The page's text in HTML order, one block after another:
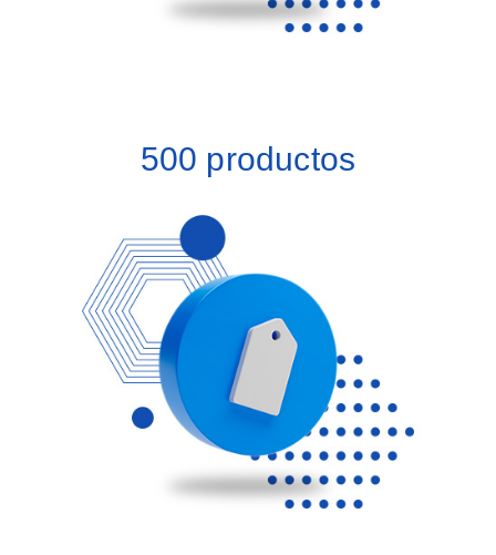
500 productos
Agrega 500 productos más a tu inventario